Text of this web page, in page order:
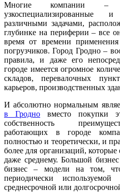
Многие компании
различными задачами,
глубинке на периферии – все
время от времени
погрузчиков. Город Гродно –
правила, и даже его
городе имеется огромное
складов, перевалочных
карьеров, производственных
И абсолютно нормальным
в Гродно вместо покупки
собственность
работающих в городе
полностью и теоретически, и
более для организаций,
даже среднему. Большой
бизнес – модели на том,
периодически
среднесрочной или